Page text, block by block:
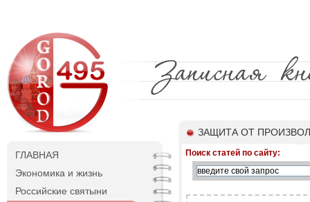
ГЛАВНАЯ
Экономика и жизнь
Российские святыни
ЗАЩИТА ОТ
Поиск статей по сайту: